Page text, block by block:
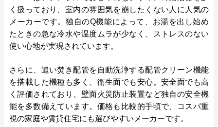
く扱っており、室内の雰囲気を崩したくない人に人気の
メーカーです。独自のQ機能によって、お湯を出し始め
たときの急な冷水や温度ムラが少なく、ストレスのない
使い心地が実現されています。
さらに、追い焚き配管を自動洗浄する配管クリーン機能
を搭載した機種も多く、衛生面でも安心。安全面でも高
く評価されており、壁面火災防止装置など独自の安全機
能を多数備えています。価格も比較的手頃で、コスパ重
視の家庭や賃貸住宅にも選びやすいメーカーです。